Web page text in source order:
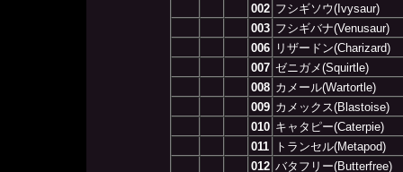
002 フシギソウ(Ivysaur)
003 フシギバナ(Venusaur)
006
リザードン(Charizard)
007 ゼニガメ(Squirtle)
008 カメール(Wartortle)
009 カメックス(Blastoise)
010 キャタピー(Caterpie)
011
トランセル(Metapod)
012 バタフリー(Butterfree)